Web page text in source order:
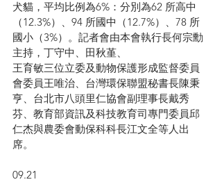
犬貓，平均比例為6%：分別為62 所高中
（12.3%）、94 所國中（12.7%）、78 所
國小（3%）。記者會由本會執行長何宗勳
主持，丁守中、田秋堇、
王育敏三位立委及動物保護形成監督委員
會委員王唯治、台灣環保聯盟秘書長陳秉
亨、台北市八頭里仁協會副理事長戴秀
芬、教育部資訊及科技教育司專門委員邱
仁杰與農委會動保科科長江文全等人出
席。
09.21